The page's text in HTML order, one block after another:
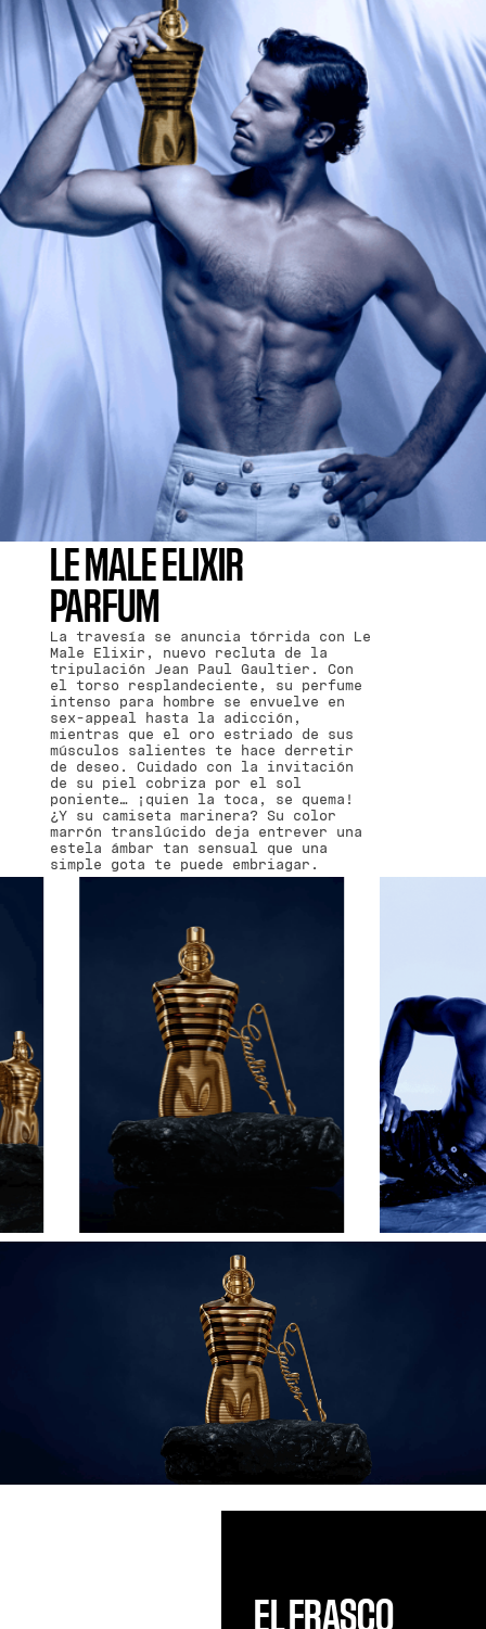
LE MALE ELIXIR
PARFUM
La travesía se anuncia tórrida con Le
Male Elixir, nuevo recluta de la
tripulación Jean Paul Gaultier. Con
el torso resplandeciente, su perfume
intenso para hombre se envuelve en
sex-appeal hasta la adicción,
mientras que el oro estriado de sus
músculos salientes te hace derretir
de deseo. Cuidado con la invitación
de su piel cobriza por el sol
poniente… ¡quien la toca, se quema!
¿Y su camiseta marinera? Su color
marrón translúcido deja entrever una
estela ámbar tan sensual que una
simple gota te puede embriagar.
EL FRASCO